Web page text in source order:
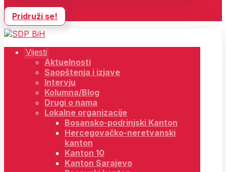
Pridruži se!
Vijesti
Aktuelnosti
Saopštenja i izjave
Intervju
Kolumna/Blog
Drugi o nama
Lokalne organizacije
Bosansko-podrinjski Kanton
Hercegovačko-neretvanski
kanton
Kanton 10
Kanton Sarajevo